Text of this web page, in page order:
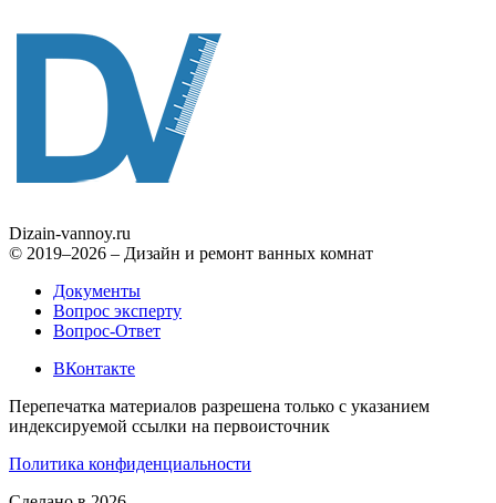
Dizain-vannoy.ru
© 2019–2026 – Дизайн и ремонт ванных комнат
Документы
Вопрос эксперту
Вопрос-Ответ
ВКонтакте
Перепечатка материалов разрешена только с указанием
индексируемой ссылки на первоисточник
Политика конфиденциальности